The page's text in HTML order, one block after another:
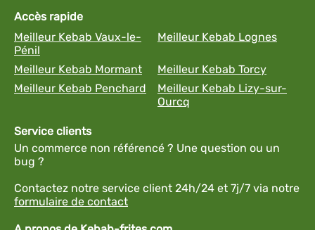
Accès rapide
Meilleur Kebab Vaux-le-
Pénil
Meilleur Kebab Lognes
Meilleur Kebab Mormant
Meilleur Kebab Torcy
Meilleur Kebab Penchard
Meilleur Kebab Lizy-sur-
Ourcq
Service clients
Un commerce non référencé ? Une question ou un
bug ?
Contactez notre service client 24h/24 et 7j/7 via notre
formulaire de contact